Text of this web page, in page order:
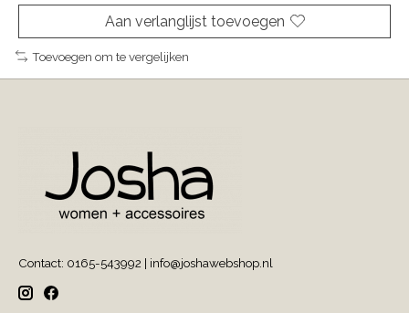
Aan verlanglijst toevoegen
Toevoegen om te vergelijken
Contact: 0165-543992 | info@joshawebshop.nl